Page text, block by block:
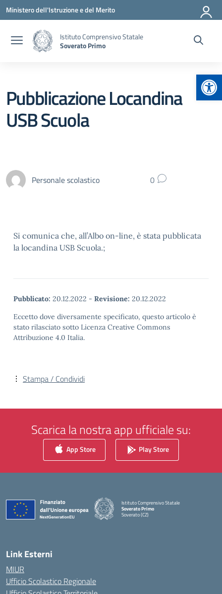
Vai ai contenuti
Vai al menu di navigazione
Vai al footer
Ministero dell'Istruzione e del Merito
Istituto Comprensivo Statale
Soverato Primo
Pubblicazione Locandina
USB Scuola
Personale scolastico 0
Si comunica che, all’Albo on-line, è stata pubblicata
la locandina USB Scuola.;
Pubblicato: 20.12.2022 - Revisione: 20.12.2022
Eccetto dove diversamente specificato, questo articolo è
stato rilasciato sotto Licenza Creative Commons
Attribuzione 4.0 Italia.
Stampa / Condividi
Scarica la nostra app ufficiale su:
App Store Play Store
Istituto Comprensivo Statale
Soverato Primo
Soverato (CZ)
Link Esterni
MIUR
Ufficio Scolastico Regionale